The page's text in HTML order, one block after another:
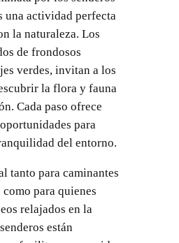
una actividad perfecta
la naturaleza. Los
de frondosos
verdes, invitan a los
la flora y fauna
Cada paso ofrece
para
del entorno.
tanto para caminantes
para quienes
relajados en la
están